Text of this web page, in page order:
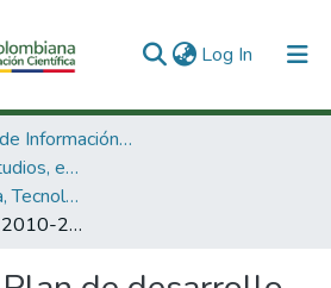
Log In (current)
3. Recursos de Información Científica y Tecnológica
3.2.1. Políticas, estudios, evaluaciones e indicadores de CTeI
Políticas de Ciencia, Tecnología e Innovación
Plan de desarrollo 2010-2014